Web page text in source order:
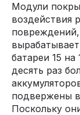
Модули
воздействия
повреждений,
батареи 15
десять раз
подвержены
Поскольку